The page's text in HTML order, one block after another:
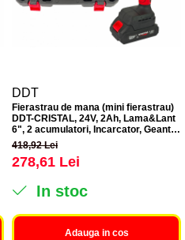
DDT
Fierastrau de mana (mini fierastrau)
DDT-CRISTAL, 24V, 2Ah, Lama&Lant
6", 2 acumulatori, Incarcator, Geanta
de transport
418,92 Lei
278,61 Lei
In stoc
Adauga in cos